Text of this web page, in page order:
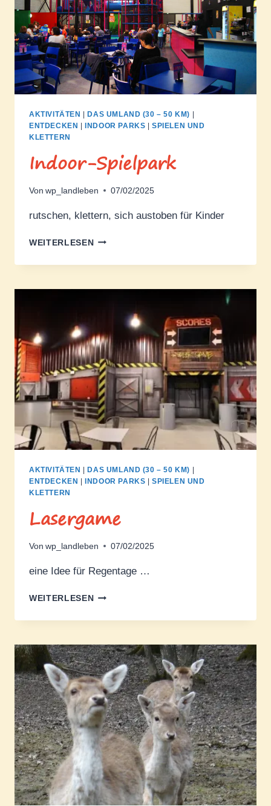
AKTIVITÄTEN DAS UMLAND (30 – 50 KM)
ENTDECKEN
INDOOR PARKS |SPIELEN UND
KLETTERN
Indoor-Spielpark
Von wp_landleben 07/02/2025
rutschen, klettern, sich austoben für Kinder
WEITERLESENINDOOR-
AKTIVITÄTEN DAS UMLAND (30 – 50 KM)
ENTDECKEN
INDOOR PARKS |SPIELEN UND
KLETTERN
Lasergame
Von wp_landleben 07/02/2025
eine Idee für Regentage …
WEITERLESENLASERGAME